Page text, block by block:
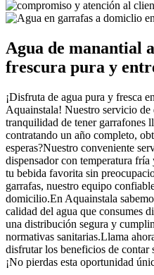
Agua de manantial
frescura pura y
¡Disfruta de agua pura y fresca
Aquainstala! Nuestro servicio de
tranquilidad de tener garrafones
contratando un año completo,
esperas?Nuestro conveniente
dispensador con temperatura
tu bebida favorita sin
garrafas, nuestro equipo
domicilio.En Aquainstala
calidad del agua que consumes
una distribución segura y
normativas sanitarias.Llama
disfrutar los beneficios de contar
¡No pierdas esta oportunidad